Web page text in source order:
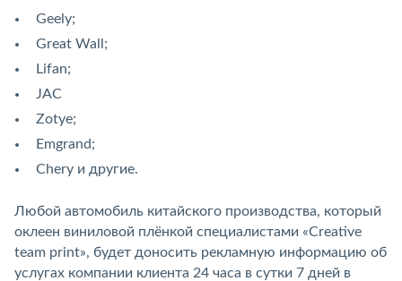
Geely;
Great Wall;
Lifan;
JAC
Zotye;
Emgrand;
Chery и другие.
Любой автомобиль китайского производства, который
оклеен виниловой плёнкой специалистами «Creative
team print», будет доносить рекламную информацию об
услугах компании клиента 24 часа в сутки 7 дней в